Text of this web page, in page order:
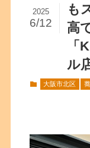
も
高
「
ル
2025
6/12
大阪市北区